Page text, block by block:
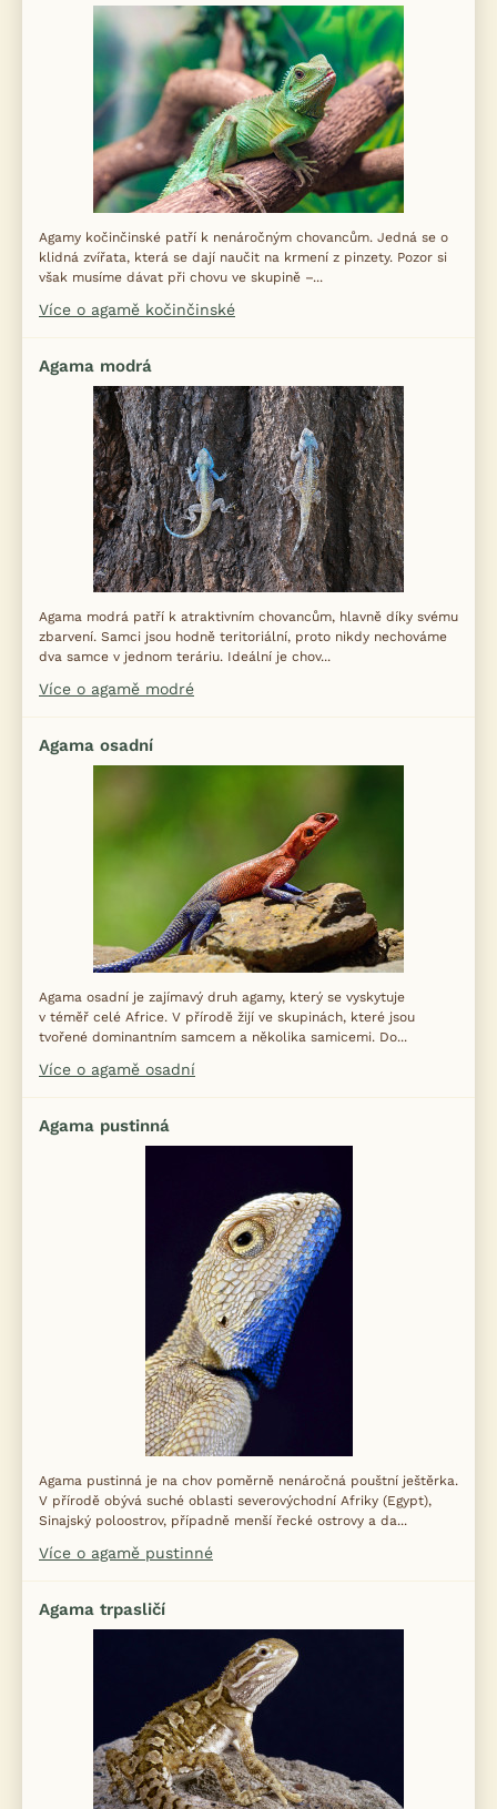
Agamy kočinčinské patří k nenáročným chovancům. Jedná se o
klidná zvířata, která se dají naučit na krmení z pinzety. Pozor si
však musíme dávat při chovu ve skupině –...
Více o agamě kočinčinské
Agama modrá
Agama modrá patří k atraktivním chovancům, hlavně díky svému
zbarvení. Samci jsou hodně teritoriální, proto nikdy nechováme
dva samce v jednom teráriu. Ideální je chov...
Více o agamě modré
Agama osadní
Agama osadní je zajímavý druh agamy, který se vyskytuje
v téměř celé Africe. V přírodě žijí ve skupinách, které jsou
tvořené dominantním samcem a několika samicemi. Do...
Více o agamě osadní
Agama pustinná
Agama pustinná je na chov poměrně nenáročná pouštní ještěrka.
V přírodě obývá suché oblasti severovýchodní Afriky (Egypt),
Sinajský poloostrov, případně menší řecké ostrovy a da...
Více o agamě pustinné
Agama trpasličí